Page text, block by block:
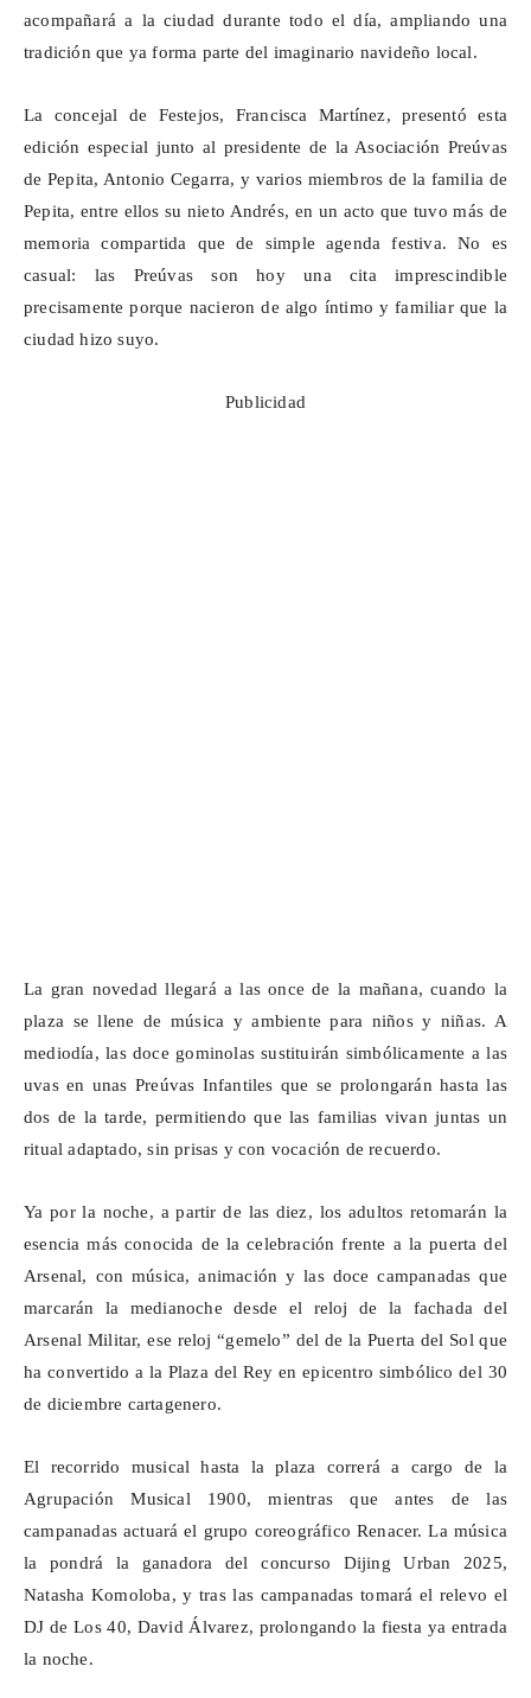
acompañará a la ciudad durante todo el día, ampliando una
tradición que ya forma parte del imaginario navideño local.
La concejal de Festejos, Francisca Martínez, presentó esta
edición especial junto al presidente de la Asociación Preúvas
de Pepita, Antonio Cegarra, y varios miembros de la familia de
Pepita, entre ellos su nieto Andrés, en un acto que tuvo más de
memoria compartida que de simple agenda festiva. No es
casual: las Preúvas son hoy una cita imprescindible
precisamente porque nacieron de algo íntimo y familiar que la
ciudad hizo suyo.
Publicidad
La gran novedad llegará a las once de la mañana, cuando la
plaza se llene de música y ambiente para niños y niñas. A
mediodía, las doce gominolas sustituirán simbólicamente a las
uvas en unas Preúvas Infantiles que se prolongarán hasta las
dos de la tarde, permitiendo que las familias vivan juntas un
ritual adaptado, sin prisas y con vocación de recuerdo.
Ya por la noche, a partir de las diez, los adultos retomarán la
esencia más conocida de la celebración frente a la puerta del
Arsenal, con música, animación y las doce campanadas que
marcarán la medianoche desde el reloj de la fachada del
Arsenal Militar, ese reloj “gemelo” del de la Puerta del Sol que
ha convertido a la Plaza del Rey en epicentro simbólico del 30
de diciembre cartagenero.
El recorrido musical hasta la plaza correrá a cargo de la
Agrupación Musical 1900, mientras que antes de las
campanadas actuará el grupo coreográfico Renacer. La música
la pondrá la ganadora del concurso Dijing Urban 2025,
Natasha Komoloba, y tras las campanadas tomará el relevo el
DJ de Los 40, David Álvarez, prolongando la fiesta ya entrada
la noche.